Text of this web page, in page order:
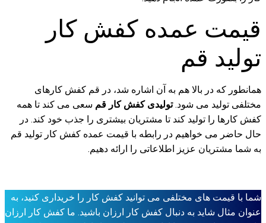
قیمت عمده کفش کار
تولید قم
همانطور که در بالا هم به آن اشاره شد، در قم کفش کارهای
مختلفی تولید می شود.تولیدی کفش کار قم سعی می کند تا همه
کفش کارها را تولید کند تا مشتریان بیشتری را جذب خود کند. در
حال حاضر می خواهیم در رابطه با قیمت عمده کفش کار تولید قم
به شما مشتریان عزیز اطلاعاتی را ارائه دهیم.
شما با قیمت های مختلفی می توانید کفش کار را خریداری کنید، به
عنوان مثال شاید به دنبال کفش کار ارزان باشید. ما کفش کار ارزان